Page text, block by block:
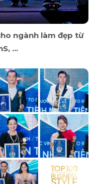
ngành làm đẹp từ
...